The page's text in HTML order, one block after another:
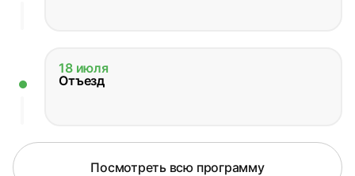
18 июля
Отъезд
Посмотреть всю программу